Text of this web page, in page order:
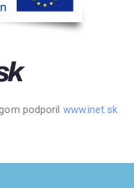
podporil www.inet.sk